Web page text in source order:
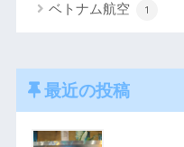
ベトナム航空 1
最近の投稿